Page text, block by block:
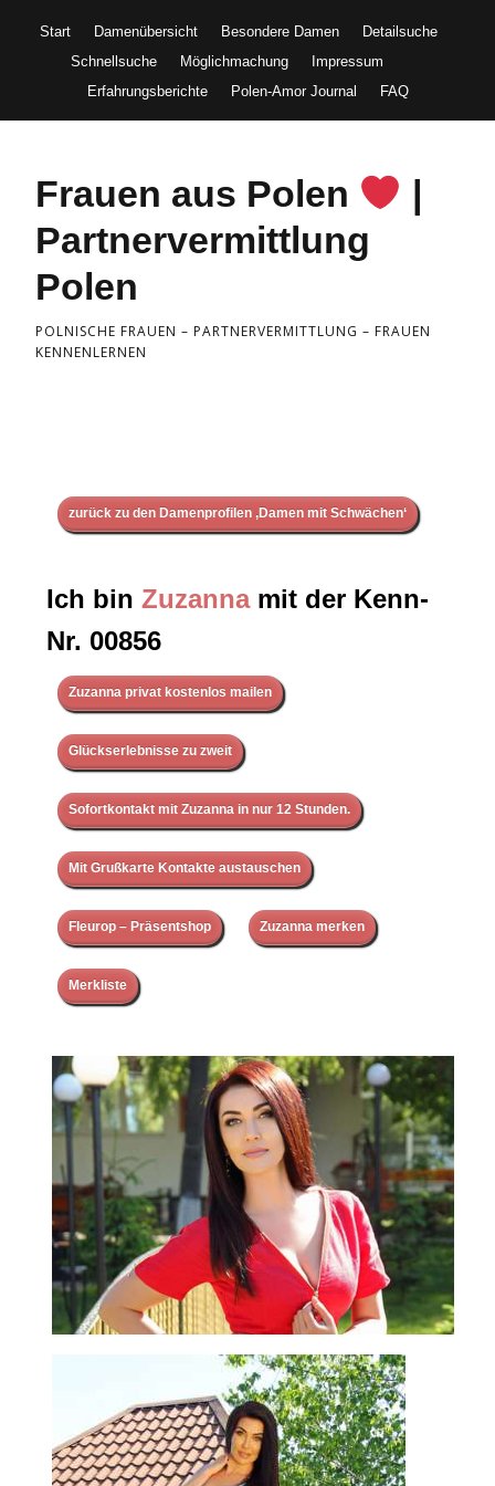
Start Damenübersicht Besondere Damen
Detailsuche
Schnellsuche
Möglichmachung
Impressum
Erfahrungsberichte
Polen-Amor Journal FAQ
Frauen aus Polen
|
Partnervermittlung
Polen
POLNISCHE FRAUEN – PARTNERVERMITTLUNG – FRAUEN
KENNENLERNEN
zurück zu den Damenprofilen ‚Damen mit Schwächen‘
Ich bin Zuzannamit der Kenn-
Nr. 00856
Zuzanna privat kostenlos mailen
Glückserlebnisse zu zweit
Sofortkontakt mit Zuzanna in nur 12 Stunden.
Mit Grußkarte Kontakte austauschen
Fleurop – Präsentshop Zuzanna merken
Merkliste